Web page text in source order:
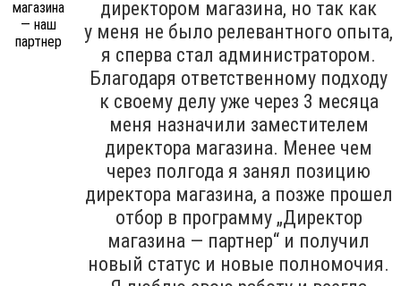
директором магазина, но так как
у меня не было релевантного опыта,
я сперва стал администратором.
Благодаря ответственному подходу
к своему делу уже через 3 месяца
меня назначили заместителем
директора магазина. Менее чем
через полгода я занял позицию
директора магазина, а позже прошел
отбор в программу „Директор
магазина — партнер“ и получил
новый статус и новые полномочия.